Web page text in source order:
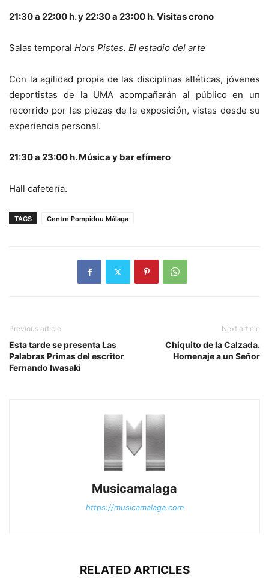
21:30 a 22:00 h. y 22:30 a 23:00 h. Visitas crono
Salas temporal Hors Pistes. El estadio del arte
Con la agilidad propia de las disciplinas atléticas, jóvenes
deportistas de la UMA acompañarán al público en un
recorrido por las piezas de la exposición, vistas desde su
experiencia personal.
21:30 a 23:00 h. Música y bar efímero
Hall cafetería.
TAGS Centre Pompidou Málaga
Previous article
Esta tarde se presenta Las
Palabras Primas del escritor
Fernando Iwasaki
Next article
Chiquito de la Calzada.
Homenaje a un Señor
Musicamalaga
https://musicamalaga.com
RELATED ARTICLES